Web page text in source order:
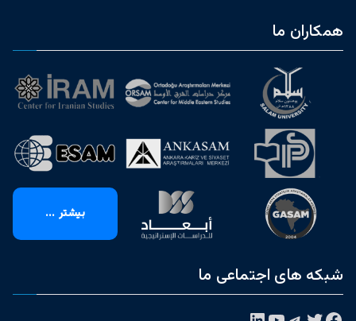
همکاران ما
بیشتر ...
شبکه های اجتماعی ما